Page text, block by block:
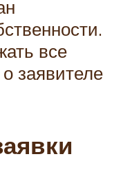
все
заявителе